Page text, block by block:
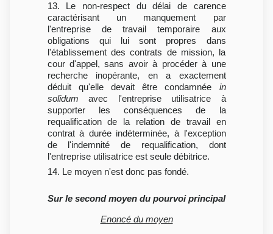
13. Le non-respect du délai de carence
caractérisant un manquement par
l'entreprise de travail temporaire aux
obligations qui lui sont propres dans
l'établissement des contrats de mission, la
cour d'appel, sans avoir à procéder à une
recherche inopérante, en a exactement
déduit qu'elle devait être condamnée in
solidum avec l'entreprise utilisatrice à
supporter les conséquences de la
requalification de la relation de travail en
contrat à durée indéterminée, à l'exception
de l'indemnité de requalification, dont
l'entreprise utilisatrice est seule débitrice.
14. Le moyen n'est donc pas fondé.
Sur le second moyen du pourvoi principal
Enoncé du moyen